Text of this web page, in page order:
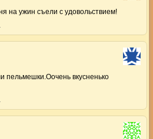
на ужин съели с удовольствием!
пельмешки.Оочень вкусненько